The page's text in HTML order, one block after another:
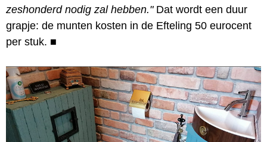
zeshonderd nodig zal hebben."Dat wordt een duur
grapje: de munten kosten in de Efteling 50 eurocent
per stuk. ■